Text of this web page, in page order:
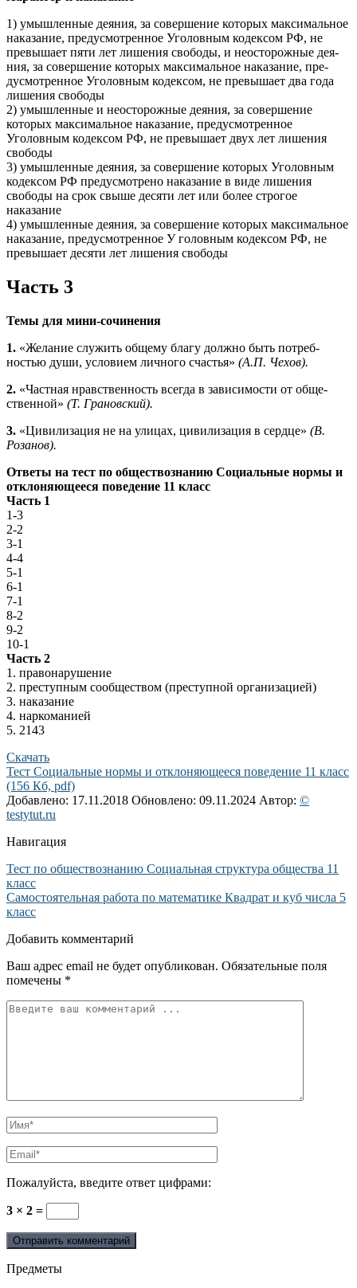
1) умышленные деяния, за совер­шение которых максимальное
наказание, предусмотренное Уголовным кодексом РФ, не
превышает пяти лет лишения свободы, и неосторожные дея­
ния, за совершение которых максимальное наказание, пре­
дусмотренное Уголовным кодек­сом, не превышает два года
лишения свободы
2) умышленные и неосторожные деяния, за совершение
которых максимальное наказание, пре­дусмотренное
Уголовным кодек­сом РФ, не превышает двух лет лишения
свободы
3) умышленные деяния, за совершение которых Уголовным
ко­дексом РФ предусмотрено нака­зание в виде лишения
свободы на срок свыше десяти лет или более строгое
наказание
4) умышленные деяния, за совершение которых максимальное
наказание, предусмотренное У го­ловным кодексом РФ, не
превы­шает десяти лет лишения свободы
Часть 3
Темы для мини-сочинения
1. «Желание служить общему благу должно быть потреб­
ностью души, условием личного счастья» (А.П. Чехов).
2. «Частная нравственность всегда в зависимости от обще­
ственной» (Т. Грановский).
3. «Цивилизация не на улицах, цивилизация в сердце» (В.
Розанов).
Ответы на тест по обществознанию Социальные нормы и
отклоняющееся поведение 11 класс
Часть 1
1-3
2-2
3-1
4-4
5-1
6-1
7-1
8-2
9-2
10-1
Часть 2
1. правонарушение
2. преступным сообществом (преступной организацией)
3. наказание
4. наркоманией
5. 2143
Скачать
Тест Социальные нормы и отклоняющееся поведение 11 класс
(156 Кб, pdf)
Добавлено: 17.11.2018 Обновлено: 09.11.2024 Автор: ©
testytut.ru
Навигация
Тест по обществознанию Социальная структура общества 11
класс
Самостоятельная работа по математике Квадрат и куб числа 5
класс
Добавить комментарий
Ваш адрес email не будет опубликован. Обязательные поля
помечены *
Пожалуйста, введите ответ цифрами:
3 × 2 =
Предметы